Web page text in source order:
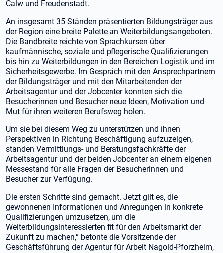
Calw und Freudenstadt.
An insgesamt 35 Ständen präsentierten Bildungsträger aus
der Region eine breite Palette an Weiterbildungsangeboten.
Die Bandbreite reichte von Sprachkursen über
kaufmännische, soziale und pflegerische Qualifizierungen
bis hin zu Weiterbildungen in den Bereichen Logistik und im
Sicherheitsgewerbe. Im Gespräch mit den Ansprechpartnern
der Bildungsträger und mit den Mitarbeitenden der
Arbeitsagentur und der Jobcenter konnten sich die
Besucherinnen und Besucher neue Ideen, Motivation und
Mut für ihren weiteren Berufsweg holen.
Um sie bei diesem Weg zu unterstützen und ihnen
Perspektiven in Richtung Beschäftigung aufzuzeigen,
standen Vermittlungs- und Beratungsfachkräfte der
Arbeitsagentur und der beiden Jobcenter an einem eigenen
Messestand für alle Fragen der Besucherinnen und
Besucher zur Verfügung.
Die ersten Schritte sind gemacht. Jetzt gilt es, die
gewonnenen Informationen und Anregungen in konkrete
Qualifizierungen umzusetzen, um die
Weiterbildungsinteressierten fit für den Arbeitsmarkt der
Zukunft zu machen,“ betonte die Vorsitzende der
Geschäftsführung der Agentur für Arbeit Nagold-Pforzheim,